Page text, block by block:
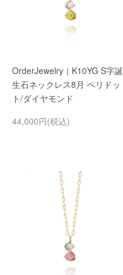
OrderJewelry｜K10YG S字誕
生石ネックレス8月 ペリドッ
ト/ダイヤモンド
44,000円(税込)